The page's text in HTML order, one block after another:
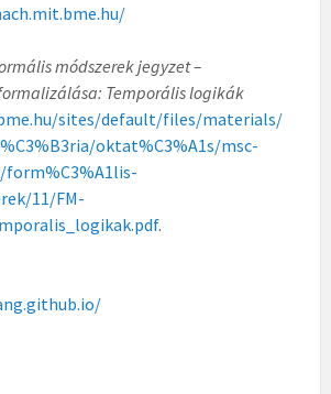
módszerek jegyzet –
Temporális logikák
sites/default/files/materials/
oktat%C3%A1s/msc-
form%C3%A1lis-
11/FM-
.